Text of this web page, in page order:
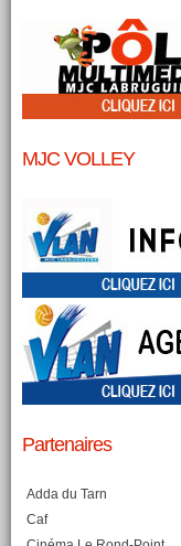
MJC VOLLEY
Partenaires
Adda du Tarn
Caf